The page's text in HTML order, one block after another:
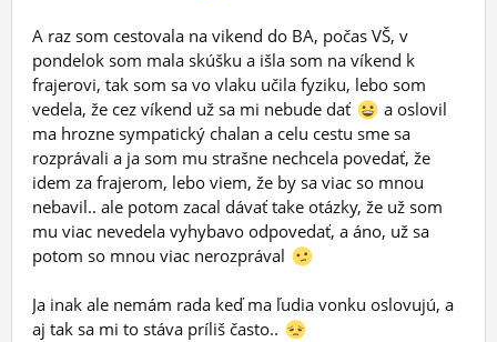
A raz som cestovala na vikend do BA, počas VŠ, v
pondelok som mala skúšku a išla som na víkend k
frajerovi, tak som sa vo vlaku učila fyziku, lebo som
vedela, že cez víkend už sa mi nebude dať
a oslovil
ma hrozne sympatický chalan a celu cestu sme sa
rozprávali a ja som mu strašne nechcela povedať, že
idem za frajerom, lebo viem, že by sa viac so mnou
nebavil.. ale potom zacal dávať take otázky, že už som
mu viac nevedela vyhybavo odpovedať, a áno, už sa
potom so mnou viac nerozprával
Ja inak ale nemám rada keď ma ľudia vonku oslovujú, a
aj tak sa mi to stáva príliš často..